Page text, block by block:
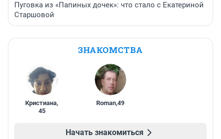
Пуговка из «Папиных дочек»: что стало с Екатериной
Старшовой
ЗНАКОМСТВА
Кристиана,
45
Roman,49
Начать знакомиться